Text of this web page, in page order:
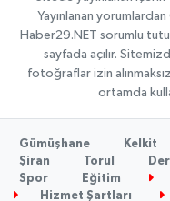
Yayınlanan
Haber29.NET sorumlu
sayfada açılır.
fotoğraflar izin
ortamda
Gümüşhane Kelkit
Şiran
Torul
Spor
Eğitim
Hizmet Şartları